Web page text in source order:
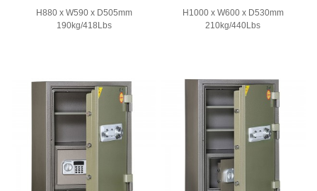
H880 x W590 x D505mm
190kg/418Lbs
H1000 x W600 x D530mm
210kg/440Lbs